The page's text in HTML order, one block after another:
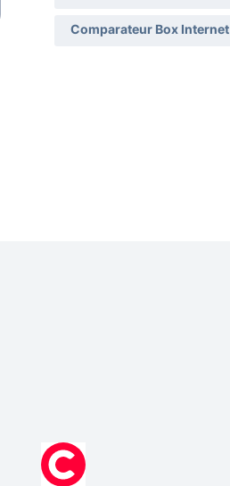
Comparateur Box Internet